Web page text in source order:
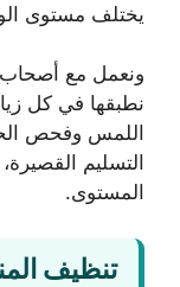
يختلف مستوى
ونعمل مع أصحاب
نطبقها في كل
اللمس وفحص
التسليم
المستوى.
تنظيف